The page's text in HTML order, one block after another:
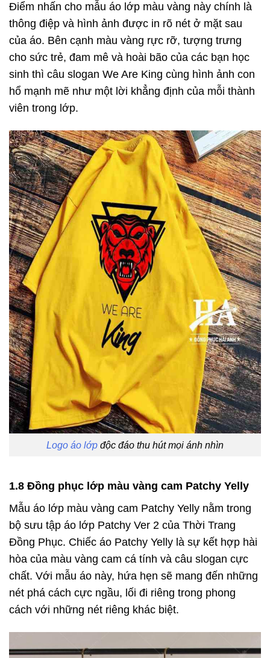
Điểm nhấn cho mẫu áo lớp màu vàng này chính là
thông điệp và hình ảnh được in rõ nét ở mặt sau
của áo. Bên cạnh màu vàng rực rỡ, tượng trưng
cho sức trẻ, đam mê và hoài bão của các bạn học
sinh thì câu slogan We Are King cùng hình ảnh con
hổ mạnh mẽ như một lời khẳng định của mỗi thành
viên trong lớp.
Logo áo lớp độc đáo thu hút mọi ánh nhìn
1.8 Đồng phục lớp màu vàng cam Patchy Yelly
Mẫu áo lớp màu vàng cam Patchy Yelly nằm trong
bộ sưu tập áo lớp Patchy Ver 2 của Thời Trang
Đồng Phục. Chiếc áo Patchy Yelly là sự kết hợp hài
hòa của màu vàng cam cá tính và câu slogan cực
chất. Với mẫu áo này, hứa hẹn sẽ mang đến những
nét phá cách cực ngầu, lối đi riêng trong phong
cách với những nét riêng khác biệt.